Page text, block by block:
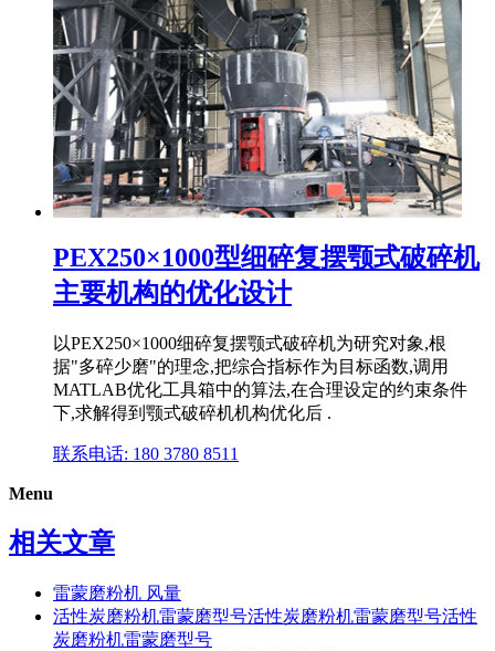
PEX250×1000型细碎复摆颚式破碎机
主要机构的优化设计
以PEX250×1000细碎复摆颚式破碎机为研究对象,根
据"多碎少磨"的理念,把综合指标作为目标函数,调用
MATLAB优化工具箱中的算法,在合理设定的约束条件
下,求解得到颚式破碎机机构优化后 .
联系电话: 180 3780 8511
Menu
相关文章
雷蒙磨粉机 风量
活性炭磨粉机雷蒙磨型号活性炭磨粉机雷蒙磨型号活性
炭磨粉机雷蒙磨型号